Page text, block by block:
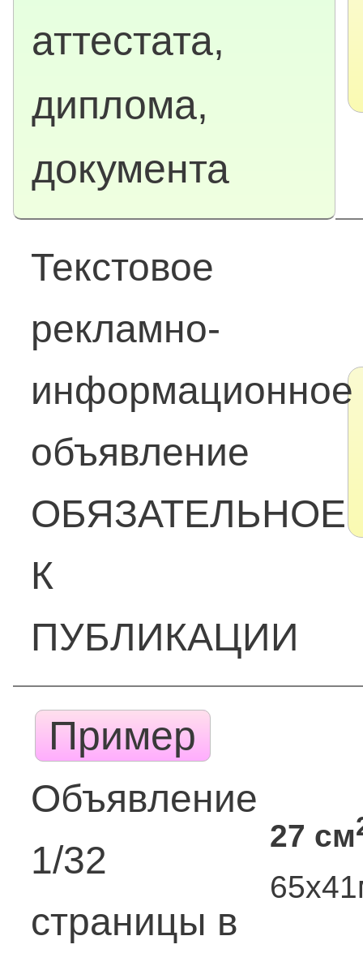
аттестата,
диплома,
документа
Текстовое
рекламно-
информационное
объявление
ОБЯЗАТЕЛЬНОЕ
К
ПУБЛИКАЦИИ
Пример
Объявление
1/32
страницы в
27 см